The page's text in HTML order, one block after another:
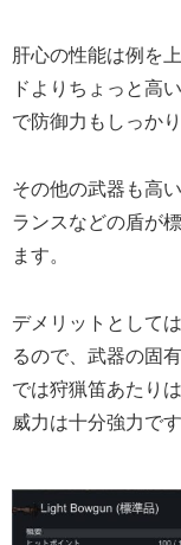
肝心の性能は例を
ドよりちょっと高
で防御力もしっか
その他の武器も高
ランスなどの盾が
ます。
デメリットとして
るので、武器の固
では狩猟笛あたり
威力は十分強力です